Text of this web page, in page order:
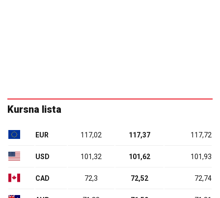
Kursna lista
EUR 117,02 117,37 117,72
USD 101,32 101,62 101,93
CAD 72,3 72,52 72,74